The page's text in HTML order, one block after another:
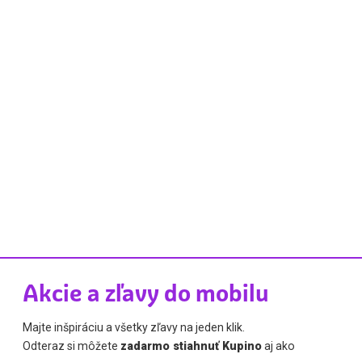
Akcie a zľavy do mobilu
Majte inšpiráciu a všetky zľavy na jeden klik.
Odteraz si môžete zadarmo stiahnuť Kupinoaj ako